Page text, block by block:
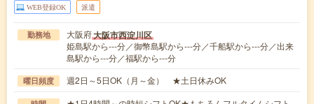
WEB登録OK 派遣
勤務地 大阪府大阪市西淀川区
姫島駅から---分／御幣島駅から---分／千船駅から---分／出来
島駅から---分／福駅から---分
曜日頻度 週2日～5日OK（月～金） ★土日休みOK